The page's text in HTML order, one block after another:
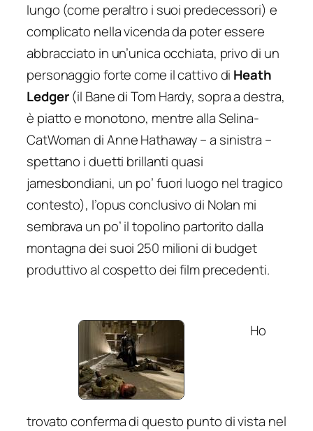
lungo (come peraltro i suoi predecessori) e
complicato nella vicenda da poter essere
abbracciato in un’unica occhiata, privo di un
personaggio forte come il cattivo di Heath
Ledger(il Bane di Tom Hardy, sopra a destra,
è piatto e monotono, mentre alla Selina-
CatWoman di Anne Hathaway – a sinistra –
spettano i duetti brillanti quasi
jamesbondiani, un po’ fuori luogo nel tragico
contesto), l’opus conclusivo di Nolan mi
sembrava un po’ il topolino partorito dalla
montagna dei suoi 250 milioni di budget
produttivo al cospetto dei film precedenti.
Ho
trovato conferma di questo punto di vista nel